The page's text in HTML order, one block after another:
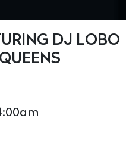
DJ LOBO